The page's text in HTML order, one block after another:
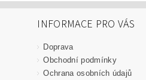
INFORMACE PRO VÁS
Doprava
Obchodní podmínky
Ochrana osobních údajů